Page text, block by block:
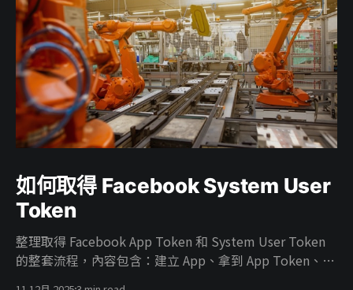
如何取得 Facebook System User
Token
整理取得 Facebook App Token 和 System User Token
的整套流程，內容包含：建立 App、拿到 App Token、在